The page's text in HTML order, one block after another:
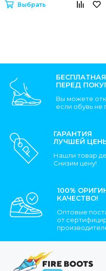
Выбрать
ПЕРЕД
Вы можете
если обувь не
ГАРАНТИЯ
ЛУЧШЕЙ
Нашли товар
Снизим цену!
100%
КАЧЕСТВО!
Оптовые
от